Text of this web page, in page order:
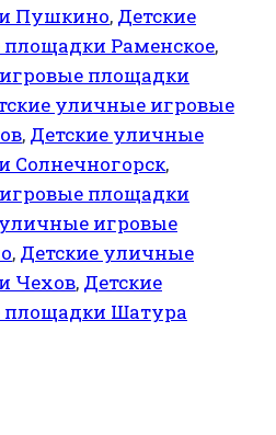
Пушкино, Детские
Раменское,
площадки
уличные игровые
, Детские уличные
Солнечногорск,
площадки
игровые
, Детские уличные
Чехов, Детские
Шатура